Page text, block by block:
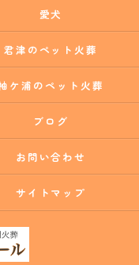
愛犬
君津のペット火葬
ケ浦のペット火葬
ブログ
お問い合わせ
サイトマップ